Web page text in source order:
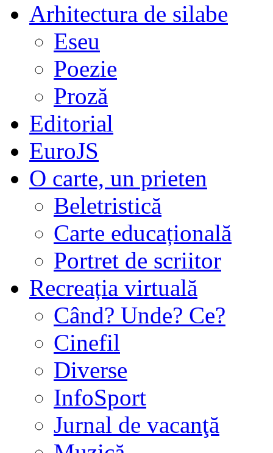
Arhitectura de silabe
Eseu
Poezie
Proză
Editorial
EuroJS
O carte, un prieten
Beletristică
Carte educațională
Portret de scriitor
Recreația virtuală
Când? Unde? Ce?
Cinefil
Diverse
InfoSport
Jurnal de vacanţă